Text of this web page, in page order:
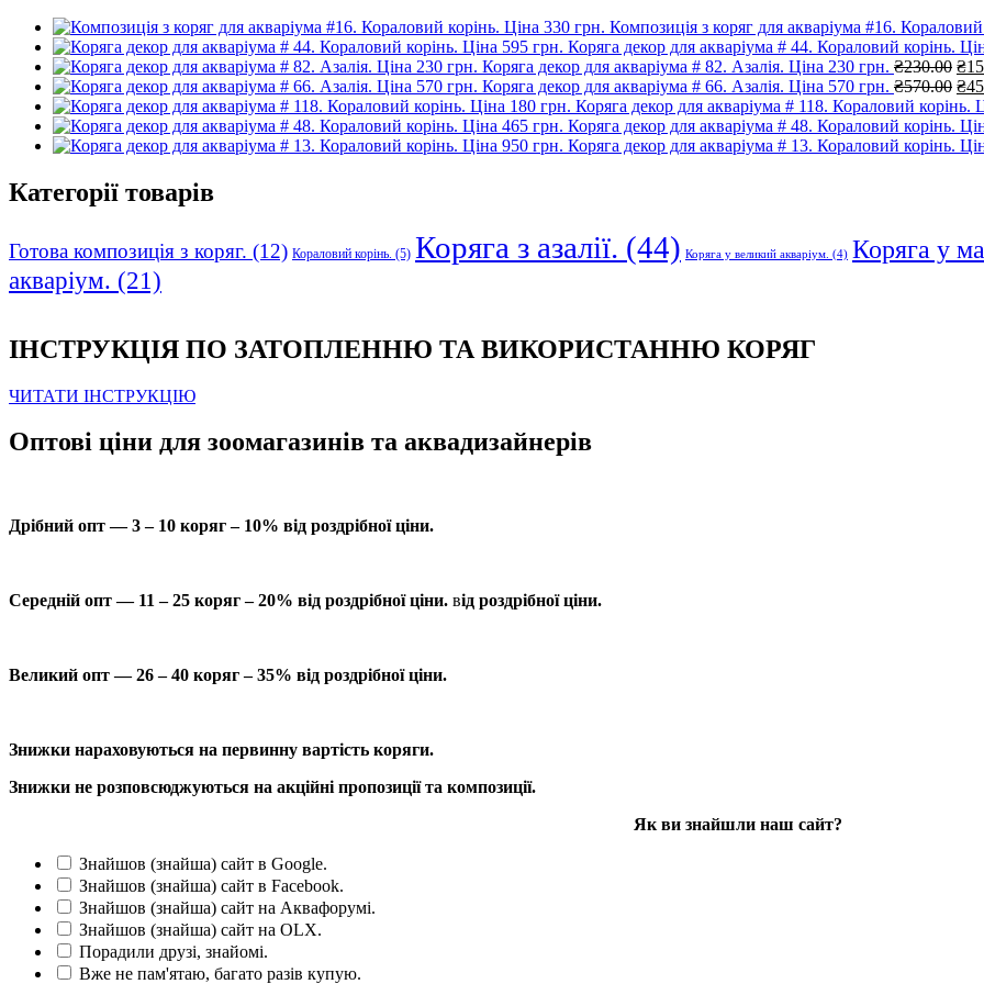
Композиція з коряг для акваріума #16.
Коряга декор для акваріума # 44. Кораловий корінь.
Коряга декор для акваріума # 82. Азалія. Ціна 230 грн. ₴230.00 ₴
Коряга декор для акваріума # 66. Азалія. Ціна 570 грн. ₴570.00 ₴
Коряга декор для акваріума # 118. Кораловий корінь.
Коряга декор для акваріума # 48. Кораловий корінь.
Коряга декор для акваріума # 13. Кораловий корінь.
Категорії товарів
Готова композиція з коряг. (12) Кораловий корінь. (5) Коряга з азалії. (44) Коряга у великий акваріум. (4) Коряга у
акваріум. (21)
ІНСТРУКЦІЯ ПО ЗАТОПЛЕННЮ ТА ВИКОРИСТАННЮ КОРЯГ
ЧИТАТИ ІНСТРУКЦІЮ
Оптові ціни для зоомагазинів та аквадизайнерів
Дрібний опт — 3 – 10 коряг – 10% від роздрібної ціни.
Середній опт — 11 – 25 коряг – 20% від роздрібної ціни. від роздрібної ціни.
Великий опт — 26 – 40 коряг – 35% від роздрібної ціни.
Знижки нараховуються на первинну вартість коряги.
Знижки не розповсюджуються на акційні пропозиції та композиції.
Як ви знайшли наш сайт?
Знайшов (знайша) сайт в Google.
Знайшов (знайша) сайт в Facebook.
Знайшов (знайша) сайт на Аквафорумі.
Знайшов (знайша) сайт на OLX.
Порадили друзі, знайомі.
Вже не пам'ятаю, багато разів купую.